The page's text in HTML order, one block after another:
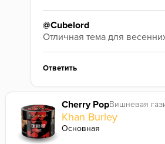
@Cubelord
Отличная тема для
Ответить
Cherry PopВишневая
Khan Burley
Основная